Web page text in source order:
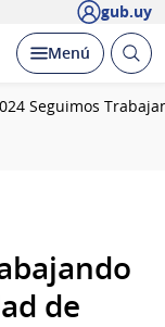
gub.uy
Desplegar
Menú Abrir
Seguimos
de